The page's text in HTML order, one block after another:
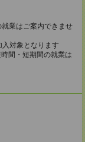
業はご案内できませ
対象となります
間・短期間の就業は